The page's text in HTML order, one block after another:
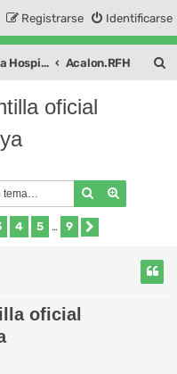
Identificarse
Registrarse
Radiofísica Hospitalaria Acalon.RFH
oficial
Buscar
94 5 … 9
oficial